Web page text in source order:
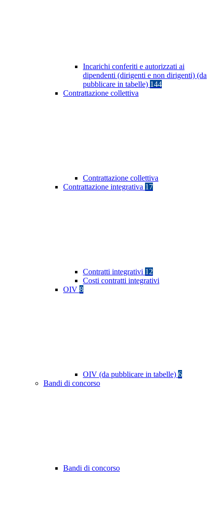
Incarichi conferiti e autorizzati ai
dipendenti (dirigenti e non dirigenti) (da
pubblicare in tabelle) 144
Contrattazione collettiva
Contrattazione collettiva
Contrattazione integrativa 17
Contratti integrativi 12
Costi contratti integrativi
OIV 8
OIV (da pubblicare in tabelle) 6
Bandi di concorso
Bandi di concorso